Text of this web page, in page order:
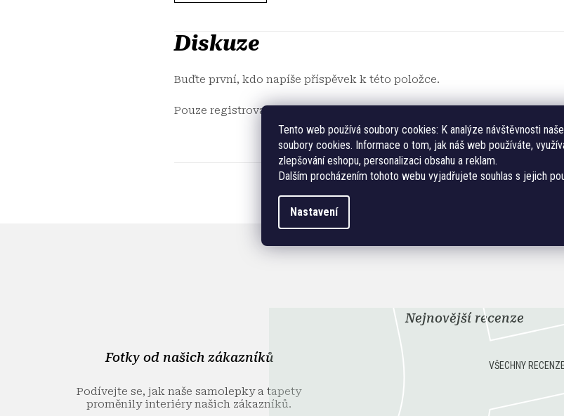
Tento web používá soubory cookies: K analýze návštěvnosti
soubory cookies. Informace o tom, jak náš web používáte,
zlepšování eshopu, personalizaci obsahu a reklam.
Dalším procházením tohoto webu vyjadřujete souhlas s jejich
Nastavení
Diskuze
Buďte první, kdo napíše příspěvek k této položce.
Pouze registrovaní uživatelé mohou vkládat příspěvky. Prosím
Fotky od našich zákazníků
Podívejte se, jak naše samolepky a tapety
proměnily interiéry našich zákazníků.
Nejnovější recenze
VŠECHNY RECENZE